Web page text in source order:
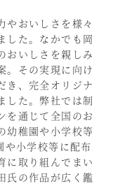
おいしさを様々
した。なかでも岡
おいしさを親しみ
。その実現に向け
き、完全オリジナ
した。弊社では制
を通じて全国のお
幼稚園や小学校等
小学校等に配布
に取り組んでまい
氏の作品が広く鑑